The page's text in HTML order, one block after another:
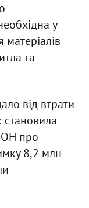
у
та
від втрати
про
8,2 млн